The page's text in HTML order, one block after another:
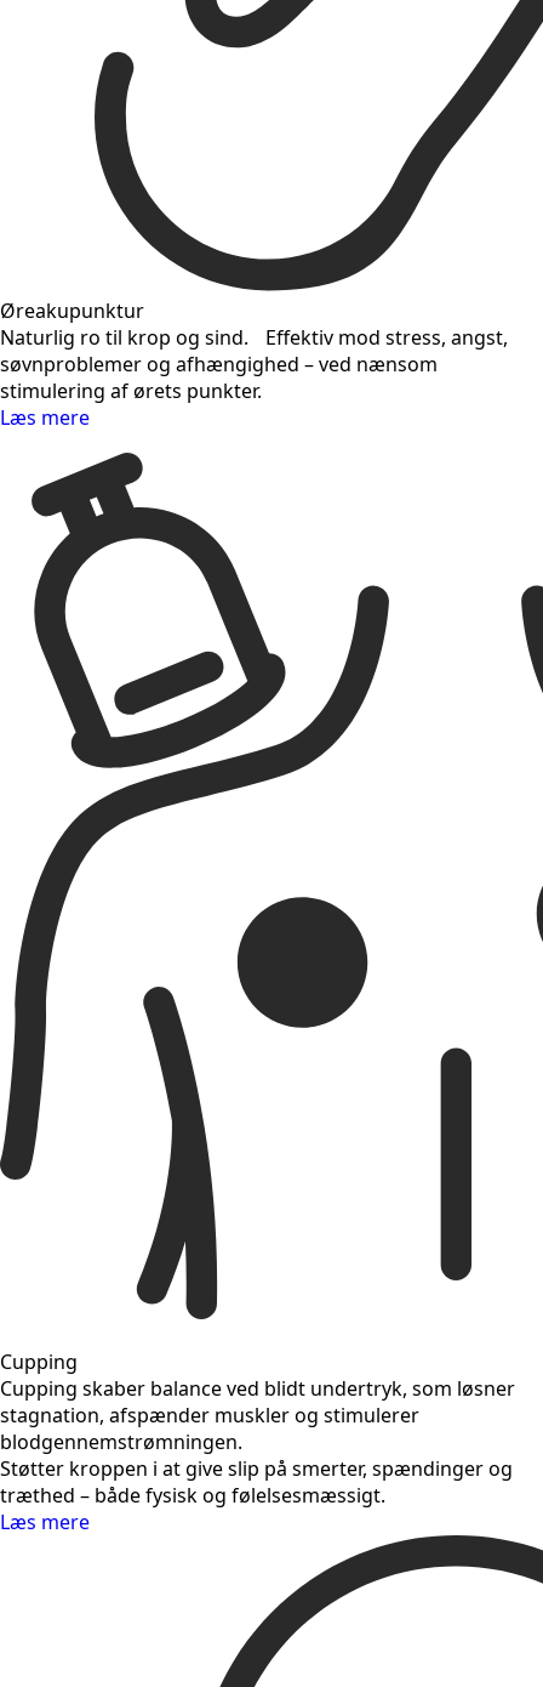
Øreakupunktur
Naturlig ro til krop og sind. Effektiv mod stress, angst,
søvnproblemer og afhængighed – ved nænsom
stimulering af ørets punkter.
Læs mere
Cupping
Cupping skaber balance ved blidt undertryk, som løsner
stagnation, afspænder muskler og stimulerer
blodgennemstrømningen.
Støtter kroppen i at give slip på smerter, spændinger og
træthed – både fysisk og følelsesmæssigt.
Læs mere